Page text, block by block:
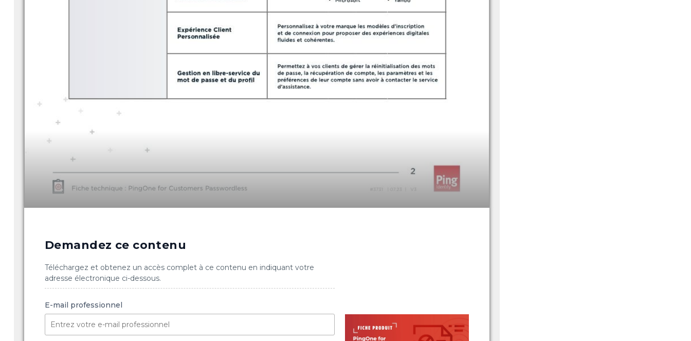
Demandez ce contenu
Téléchargez et obtenez un accès complet à ce contenu en indiquant votre
adresse électronique ci-dessous.
E-mail professionnel